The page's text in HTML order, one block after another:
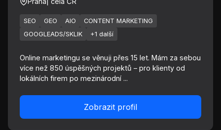
SEO GEO AIO
CONTENT MARKETING
GOOGLEADS/SKLIK
+1 další
Online marketingu se věnuji přes 15 let. Mám za sebou
více než 850 úspěšných projektů – pro klienty od
lokálních firem po mezinárodní ...
Zobrazit profil